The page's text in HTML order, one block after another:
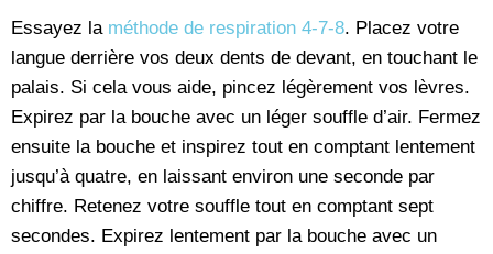
Essayez la méthode de respiration 4-7-8. Placez votre
langue derrière vos deux dents de devant, en touchant le
palais. Si cela vous aide, pincez légèrement vos lèvres.
Expirez par la bouche avec un léger souffle d’air. Fermez
ensuite la bouche et inspirez tout en comptant lentement
jusqu’à quatre, en laissant environ une seconde par
chiffre. Retenez votre souffle tout en comptant sept
secondes. Expirez lentement par la bouche avec un